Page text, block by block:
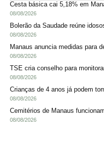
Cesta básica cai 5,18% em
08/08/2026
Bolerão da Saudade reúne
08/08/2026
Manaus anuncia medidas para
08/08/2026
TSE cria conselho para
08/08/2026
Crianças de 4 anos já podem
08/08/2026
Cemitérios de Manaus
08/08/2026